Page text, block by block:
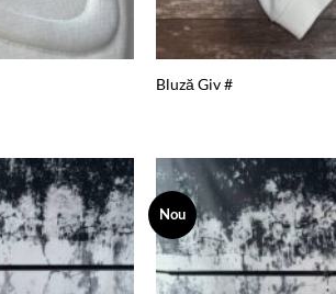
Bluză Giv #
Add to
wishlist
Nou